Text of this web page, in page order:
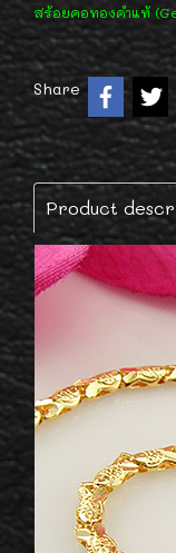
สร้อยคอทองคำแท้
Share
Product